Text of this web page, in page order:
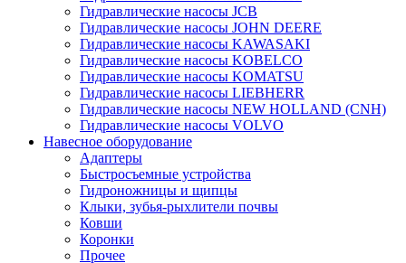
Гидравлические насосы JCB
Гидравлические насосы JOHN DEERE
Гидравлические насосы KAWASAKI
Гидравлические насосы KOBELCO
Гидравлические насосы KOMATSU
Гидравлические насосы LIEBHERR
Гидравлические насосы NEW HOLLAND (CNH)
Гидравлические насосы VOLVO
Навесное оборудование
Адаптеры
Быстросъемные устройства
Гидроножницы и щипцы
Клыки, зубья-рыхлители почвы
Ковши
Коронки
Прочее